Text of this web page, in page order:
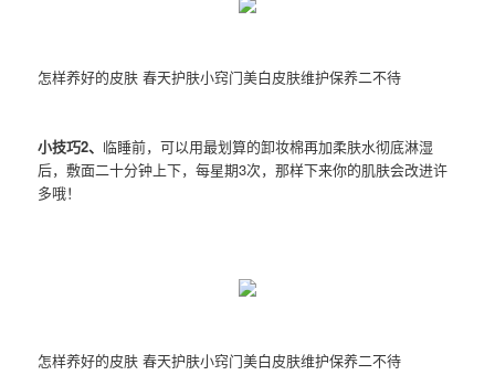
怎样养好的皮肤 春天护肤小窍门美白皮肤维护保养二不待
小技巧2、 临睡前，可以用最划算的卸妆棉再加柔肤水彻底淋湿
后，敷面二十分钟上下，每星期3次，那样下来你的肌肤会改进许
多哦！
怎样养好的皮肤 春天护肤小窍门美白皮肤维护保养二不待